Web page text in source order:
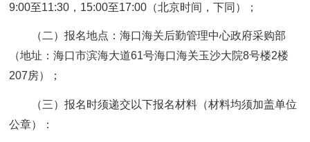
9:00至11:30，15:00至17:00（北京时间，下同）；
（二）报名地点：海口海关后勤管理中心政府采购部
（地址：海口市滨海大道61号海口海关玉沙大院8号楼2楼
207房）；
（三）报名时须递交以下报名材料（材料均须加盖单位
公章）：